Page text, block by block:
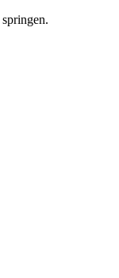
springen.